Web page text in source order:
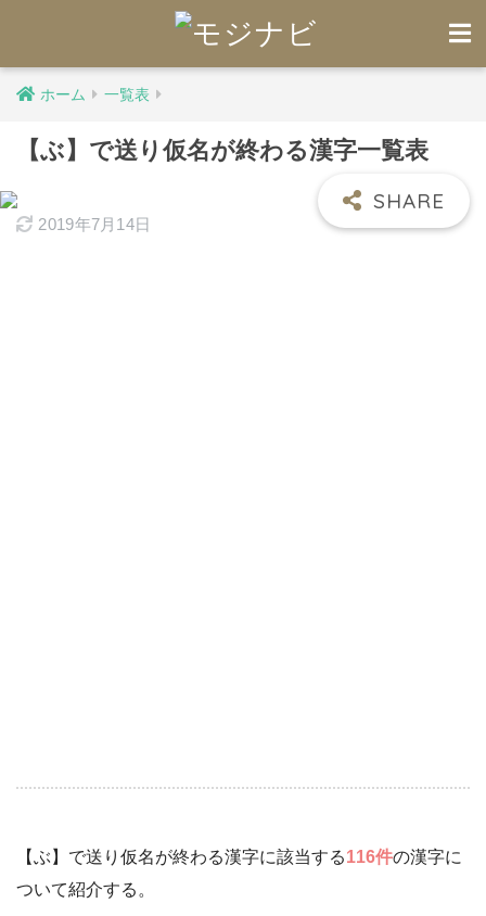
ホーム 一覧表
【ぶ】で送り仮名が終わる漢字一覧表
2019年7月14日
【ぶ】で送り仮名が終わる漢字に該当する116件の漢字に
ついて紹介する。